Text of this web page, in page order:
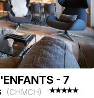
- 7
(CHMCH)